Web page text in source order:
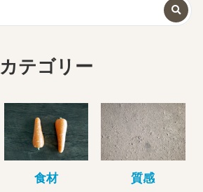
カテゴリー
食材 質感